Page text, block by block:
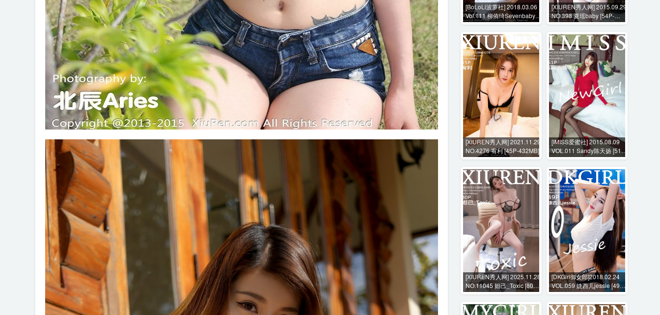
[BoLoLi波萝社] 2018.03.06
Vol.111 柳侑绮Sevenbaby
[25P-135MB]
[XIUREN秀人网] 2015.09.29
NO.398 夏瑶baby [54P-
254MB]
[XIUREN秀人网] 2021.11.29
NO.4276 宥利 [45P-432MB]
[IMISS爱蜜社] 2015.08.09
VOL.011 Sandy陈天扬 [51P-
146MB]
[XIUREN秀人网] 2025.11.28
NO.11045 妲己_Toxic [80P-
822MB]
[DKGirl御女郎]2018.02.24
VOL.059 婕西儿jessie [49P-
198MB]